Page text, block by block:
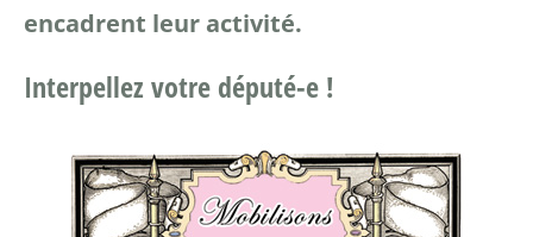
encadrent leur activité.
Interpellez votre député-e !